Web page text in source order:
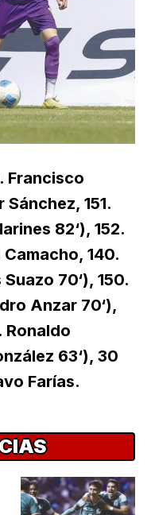
Francisco
151.
82‘), 152.
140.
70‘), 150.
Anzar 70‘),
Ronaldo
63‘), 30
Farías.